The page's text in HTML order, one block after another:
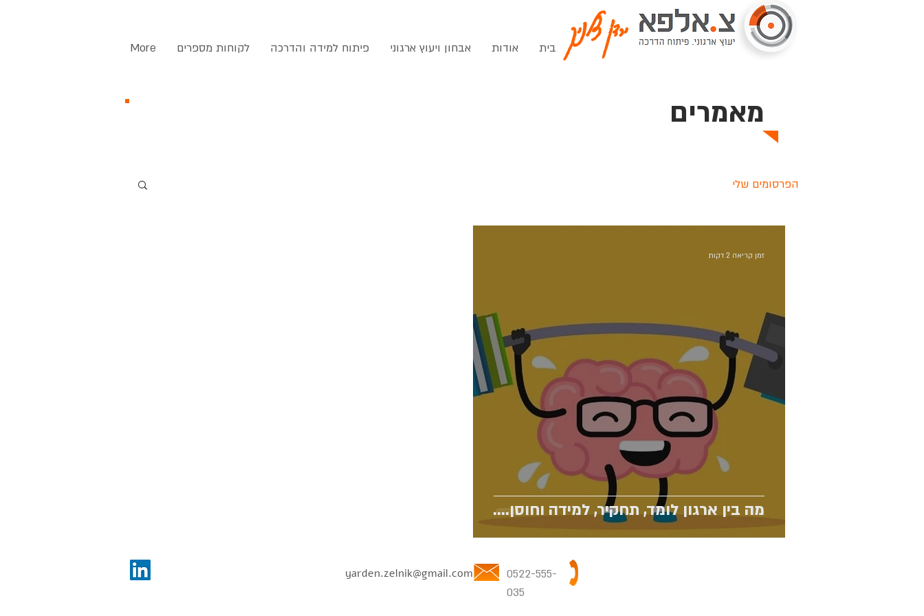
בית אודות אבחון ויעוץ ארגוני פיתוח למידה והדרכה לקוחות מספרים More
ירדן צלניק
מאמרים
הפרסומים שלי
מה בין ארגון לומד, תחקיר, למידה וחוסן....
זמן קריאה 2 דקות
yarden.zelnik@gmail.com
0522-555-
035